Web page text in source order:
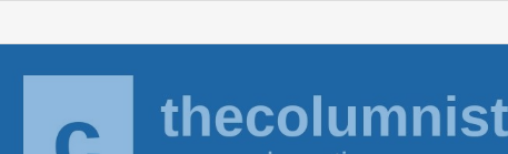
to
content